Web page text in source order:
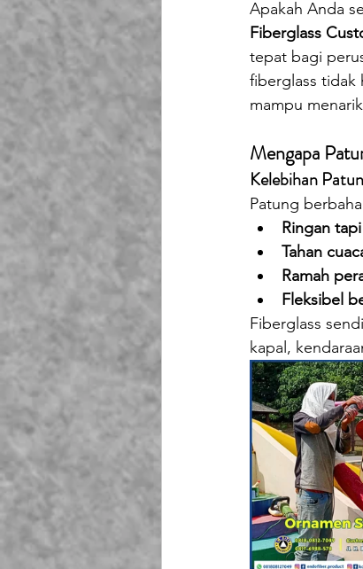
Playground Fiberglass
Life Jacket Box
Apakah Anda
Fiberglass
tepat bagi
fiberglass tidak
mampu
Mengapa
Kelebihan
Patung
Ringan
Tahan
Ramah
Fleksibel
Fiberglass
kapal,